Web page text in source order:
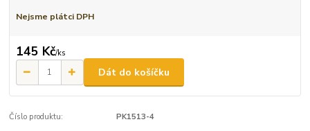
Nejsme plátci DPH
145 Kč/ks
Dát do košíčku
Číslo produktu: PK1513-4